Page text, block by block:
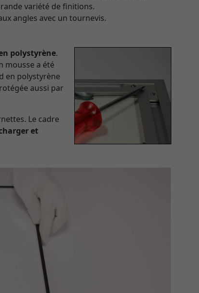
variété de finitions.
angles avec un tournevis.
polystyrène.
mousse a été
en polystyrène
aussi par
Le cadre
et